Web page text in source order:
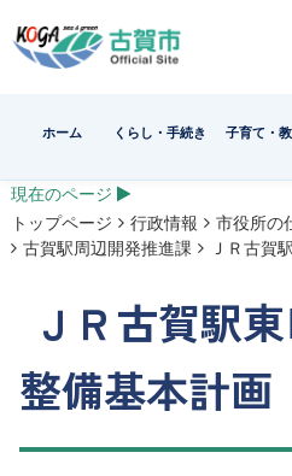
ホーム くらし・手続き 子育て・
現在のページ
トップページ
行政情報
市役所の
古賀駅周辺開発推進課
ＪＲ古賀
ＪＲ古賀駅
整備基本計画